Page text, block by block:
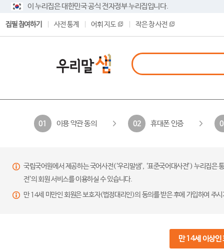
이 누리집은 대한민국 공식 전자정부 누리집입니다.
집필 참여하기 사전 통계 어휘 지도 작은 창 사전
01 이용 약관 동의 02 휴대폰 인증
국립국어원에서 제공하는 국어사전(‘우리말샘’, ‘표준국어대사전’) 누리집
전’의 회원 서비스를 이용하실 수 있습니다.
만 14세 미만인 회원은 보호자(법정대리인)의 동의를 받은 후에 가입하여 주
만 14세 이상인